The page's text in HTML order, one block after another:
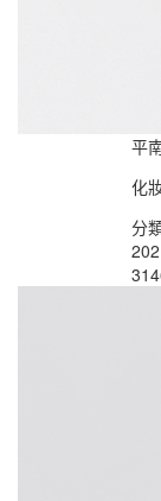
平
化
分